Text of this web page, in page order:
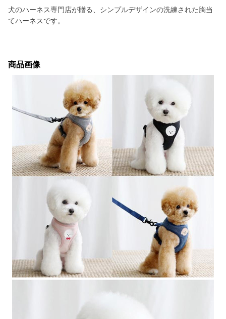
犬のハーネス専門店が贈る、シンプルデザインの洗練された胸当
てハーネスです。
商品画像